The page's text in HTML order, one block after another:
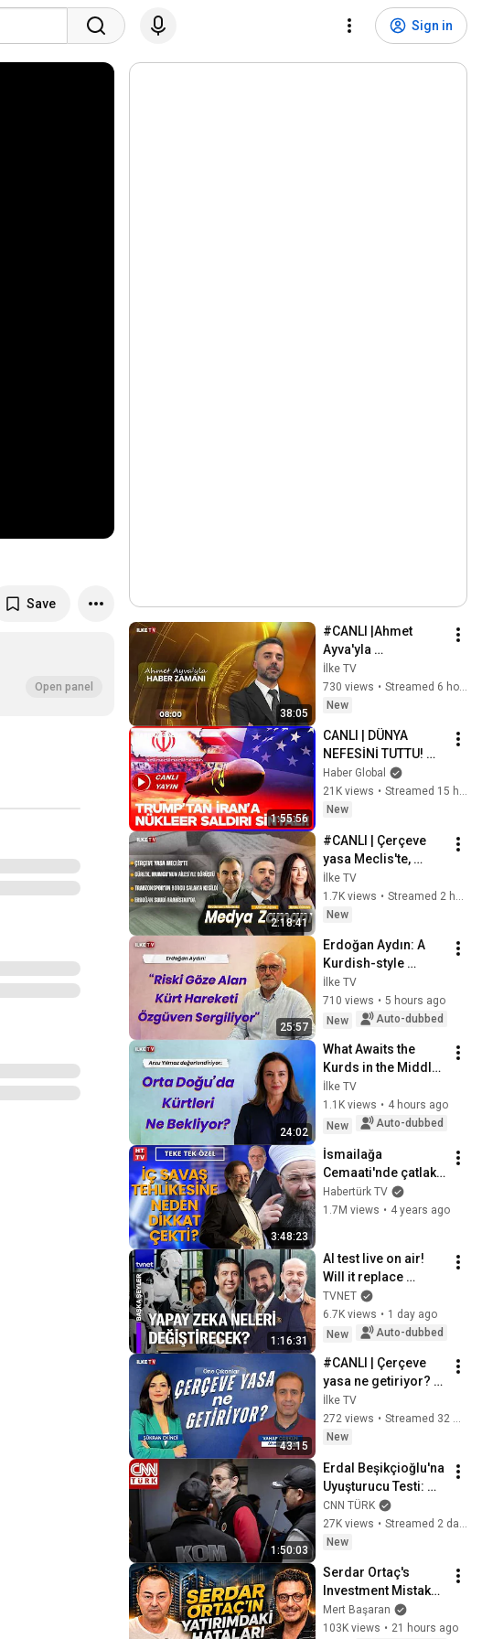
Sign in
Save
Open panel
38:05
#CANLI |Ahmet
Ayva'yla
#HaberZamanı (7
Ağustos 2026)
İlke TV
730 views •
Streamed 6 hours ago
New
1:55:56
CANLI | DÜNYA
NEFESİNİ TUTTU!
Trump'tan İran'a
Nükleer Saldırı
Sinyali! | Mesele
Haber Global
21K views •
Streamed 15 hours ago
New
2:18:41
#CANLI | Çerçeve
yasa Meclis'te,
Gürlek, Mumcu’nun
ailesiyle görüştü
#MedyaZamanı (7
İlke TV
1.7K views •
New
25:57
Erdoğan Aydın: A
Kurdish-style
mindset has
emerged to replace
the mentality that
İlke TV
710 views • 5 hours ago
New
Auto-dubbed
24:02
What Awaits the
Kurds in the Middle
East? How Will the
Process in Turkey
Affect Iran? Arzu
İlke TV
1.1K views • 4 hours ago
New
Auto-dubbed
3:48:23
İsmailağa
Cemaati'nde çatlak
var mı? Cübbeli
Ahmet Hoca Teke
Habertürk TV
1.7M views • 4 years ago
1:16:31
AI test live on air!
Will it replace
humans in the
future? | Other
Matters
TVNET
6.7K views • 1 day ago
New
Auto-dubbed
43:15
#CANLI | Çerçeve
yasa ne getiriyor?
#ÖneÇıkanlar (7
Ağustos 2026)
İlke TV
272 views •
Streamed 32 minutes ago
New
1:50:03
Erdal Beşikçioğlu'na
Uyuşturucu Testi:
POZİTİF! I CANLI
HABER
CNN TÜRK
27K views •
New
Serdar Ortaç's
Investment Mistakes
| Serdar Ortaç &
Mert Başaran
Mert Başaran
103K views • 21 hours ago